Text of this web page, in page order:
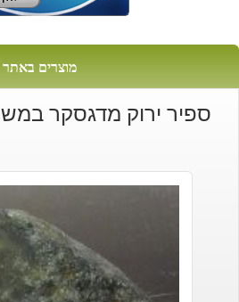
מוצרים באתר
ספיר ירוק מדגסקר במשקל: